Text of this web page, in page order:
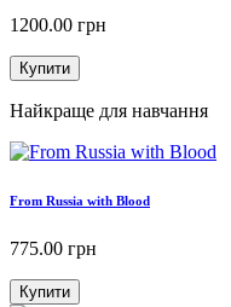
1200.00 грн
Купити
Найкраще для навчання
From Russia with Blood
775.00 грн
Купити